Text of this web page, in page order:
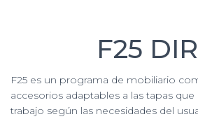
F25
F25 es un programa de mobiliario
accesorios adaptables a las tapas
trabajo según las necesidades del